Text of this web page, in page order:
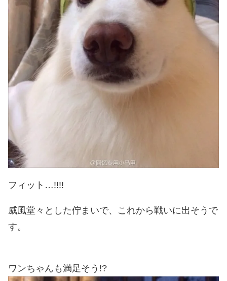
フィット…!!!!
威風堂々とした佇まいで、これから戦いに出そうで
す。
ワンちゃんも満足そう!?